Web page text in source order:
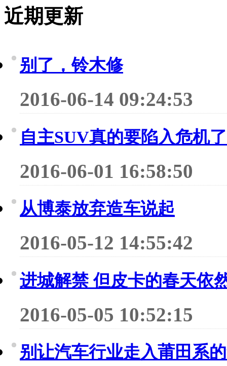
近期更新
别了，铃木修
2016-06-14 09:24:53
自主SUV真的要陷入危机
2016-06-01 16:58:50
从博泰放弃造车说起
2016-05-12 14:55:42
进城解禁 但皮卡的春天依
2016-05-05 10:52:15
别让汽车行业走入莆田系